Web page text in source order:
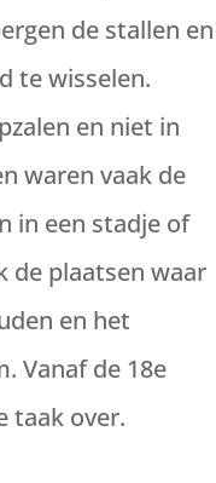
de stallen en
te wisselen.
en niet in
waren vaak de
in een stadje of
de plaatsen waar
en het
Vanaf de 18e
taak over.